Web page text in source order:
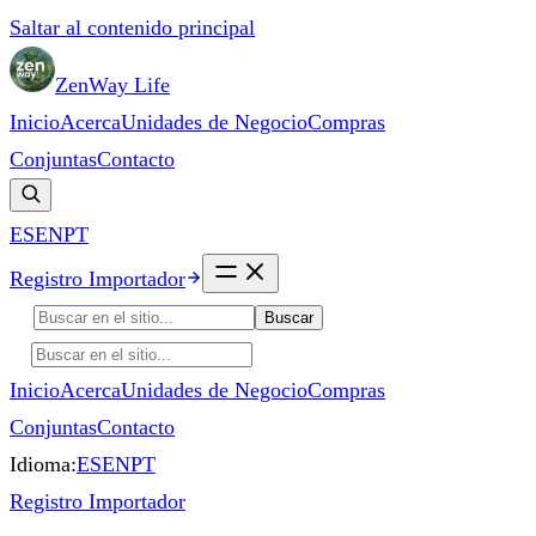
Saltar al contenido principal
ZenWay Life
InicioAcercaUnidades de NegocioCompras
ConjuntasContacto
ESENPT
Registro Importador
Buscar
InicioAcercaUnidades de NegocioCompras
ConjuntasContacto
Idioma:ESENPT
Registro Importador